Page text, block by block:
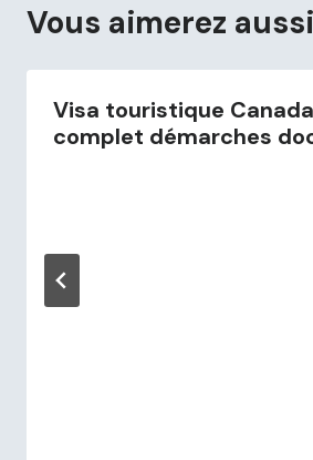
Vous aimerez aussi
Visa touristique
complet démarches